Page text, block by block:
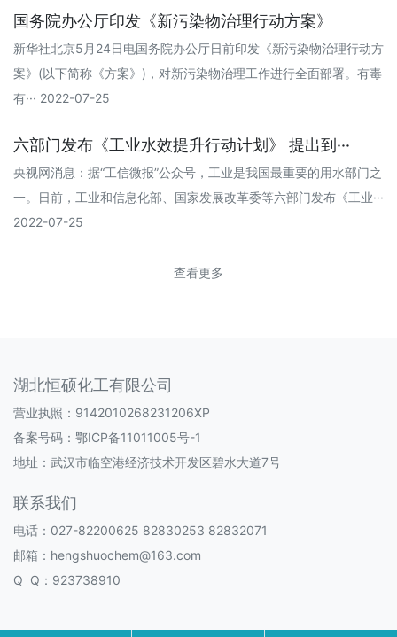
国务院办公厅印发《新污染物治理行动方案》
新华社北京5月24日电国务院办公厅日前印发《新污染物治理行动方
案》(以下简称《方案》)，对新污染物治理工作进行全面部署。有毒
有··· 2022-07-25
六部门发布《工业水效提升行动计划》 提出到···
央视网消息：据“工信微报”公众号，工业是我国最重要的用水部门之
一。日前，工业和信息化部、国家发展改革委等六部门发布《工业···
2022-07-25
查看更多
湖北恒硕化工有限公司
营业执照：9142010268231206XP
备案号码： 鄂ICP备11011005号-1
地址：武汉市临空港经济技术开发区碧水大道7号
联系我们
电话：027-82200625 82830253 82832071
邮箱：hengshuochem@163.com
Q Q：923738910